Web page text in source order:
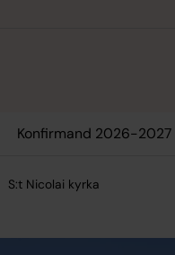
Konfirmand 2026-2027
S:t Nicolai kyrka